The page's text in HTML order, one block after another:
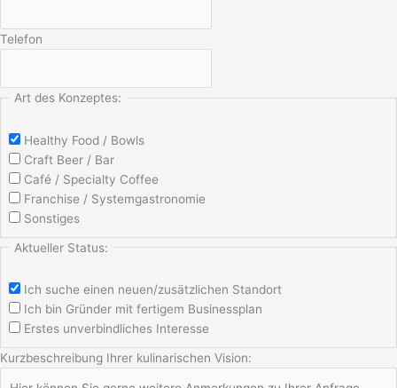
Telefon
Art des Konzeptes:
Healthy Food / Bowls
Craft Beer / Bar
Café / Specialty Coffee
Franchise / Systemgastronomie
Sonstiges
Aktueller Status:
Ich suche einen neuen/zusätzlichen Standort
Ich bin Gründer mit fertigem Businessplan
Erstes unverbindliches Interesse
Kurzbeschreibung Ihrer kulinarischen Vision: